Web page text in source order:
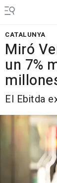
CATALUNYA
Miró
un 7%
El Ebitda